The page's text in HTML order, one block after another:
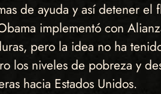
de ayuda y así detener el
implementó con
pero la idea no ha
los niveles de pobreza y
hacia Estados Unidos.